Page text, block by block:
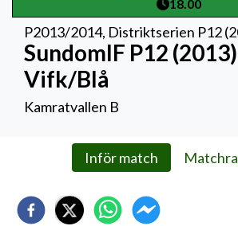
18.00
P2013/2014, Distriktserien P12
SundomIF P12
Vifk/Blå
Kamratvallen B
Inför match